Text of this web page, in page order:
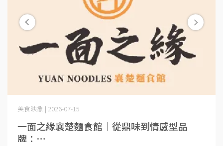
美食映象 | 2026-07-15
一面之緣襄楚麵食館｜從鼎味到情感型品
牌：⋯